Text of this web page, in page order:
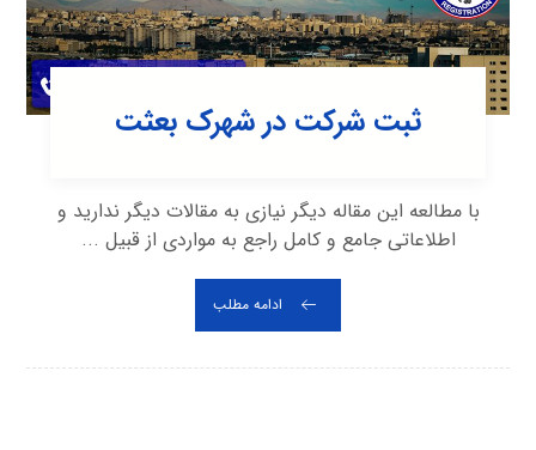
ثبت شرکت در شهرک بعثت
با مطالعه این مقاله دیگر نیازی به مقالات دیگر ندارید و
اطلاعاتی جامع و کامل راجع به مواردی از قبیل ...
ادامه مطلب